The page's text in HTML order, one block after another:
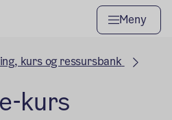
Meny
kurs og ressursbank
kurs